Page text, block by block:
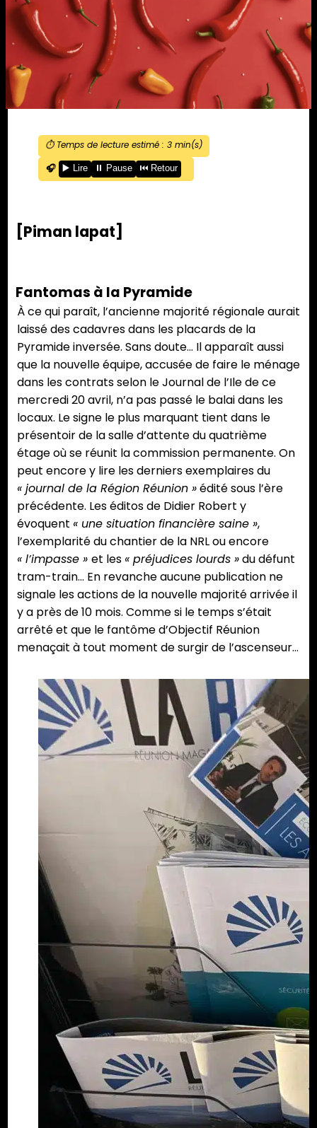
⏱️ Temps de lecture estimé : 3min(s)
🎧
▶️ Lire ⏸️ Pause ⏮️ Retour
[Piman lapat]
Fantomas à la Pyramide
À ce qui paraît, l’ancienne majorité régionale aurait
laissé des cadavres dans les placards de la
Pyramide inversée. Sans doute… Il apparaît aussi
que la nouvelle équipe, accusée de faire le ménage
dans les contrats selon le Journal de l’Ile de ce
mercredi 20 avril, n’a pas passé le balai dans les
locaux. Le signe le plus marquant tient dans le
présentoir de la salle d’attente du quatrième
étage où se réunit la commission permanente. On
peut encore y lire les derniers exemplaires du
« journal de la Région Réunion »édité sous l’ère
précédente. Les éditos de Didier Robert y
évoquent « une situation financière saine »,
l’exemplarité du chantier de la NRL ou encore
« l’impasse » et les« préjudices lourds »du défunt
tram-train… En revanche aucune publication ne
signale les actions de la nouvelle majorité arrivée il
y a près de 10 mois. Comme si le temps s’était
arrêté et que le fantôme d’Objectif Réunion
menaçait à tout moment de surgir de l’ascenseur…